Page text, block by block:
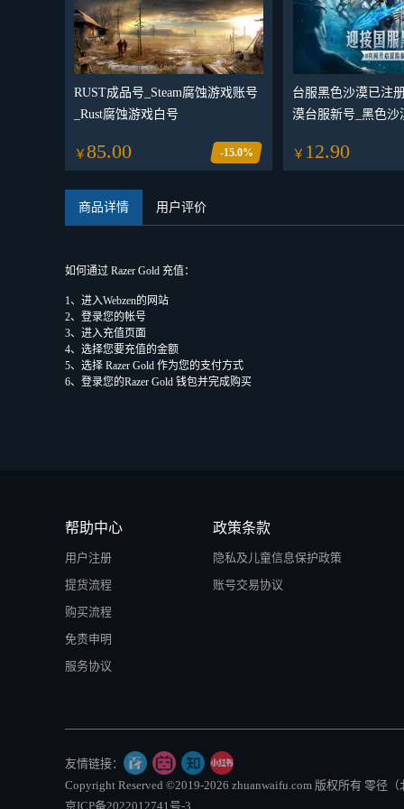
RUST成品号_Steam腐蚀游戏账号
_Rust腐蚀游戏白号
￥ 85.00 -15.0%
台服黑色沙漠已注
漠台服新号_黑色沙
￥ 12.90
商品详情 用户评价
如何通过 Razer Gold 充值：
1、进入Webzen的网站
2、登录您的帐号
3、进入充值页面
4、选择您要充值的金额
5、选择 Razer Gold 作为您的支付方式
6、登录您的Razer Gold 钱包并完成购买
帮助中心
用户注册
提货流程
购买流程
免责申明
服务协议
政策条款
隐私及儿童信息保护政策
账号交易协议
友情链接：
Copyright Reserved ©2019-2026 zhuanwaifu.com 版权所有 零径
京ICP备2022012741号-3